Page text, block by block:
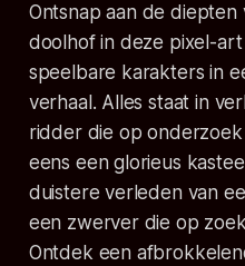
Ontsnap aan de
doolhof in deze pixel-
speelbare karakters in
verhaal. Alles staat in
ridder die op
eens een glorieus
duistere verleden van
een zwerver die op
Ontdek een